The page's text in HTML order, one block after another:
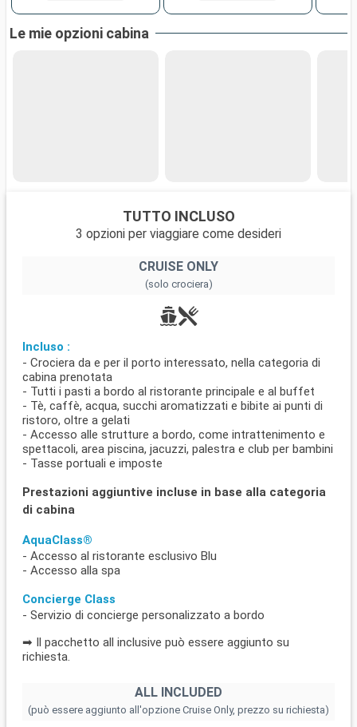
Le mie opzioni cabina
TUTTO INCLUSO
3 opzioni per viaggiare come desideri
CRUISE ONLY
(solo crociera)
Incluso :
- Crociera da e per il porto interessato, nella categoria di
cabina prenotata
- Tutti i pasti a bordo al ristorante principale e al buffet
- Tè, caffè, acqua, succhi aromatizzati e bibite ai punti di
ristoro, oltre a gelati
- Accesso alle strutture a bordo, come intrattenimento e
spettacoli, area piscina, jacuzzi, palestra e club per bambini
- Tasse portuali e imposte
Prestazioni aggiuntive incluse in base alla categoria
di cabina
AquaClass®
- Accesso al ristorante esclusivo Blu
- Accesso alla spa
Concierge Class
- Servizio di concierge personalizzato a bordo
➡ Il pacchetto all inclusive può essere aggiunto su
richiesta.
ALL INCLUDED
(può essere aggiunto all'opzione Cruise Only, prezzo su richiesta)